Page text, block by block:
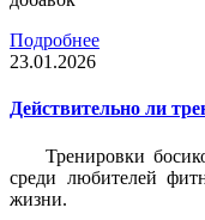
Подробнее
23.01.2026
Действительно ли
Тренировки
среди любителей
жизни.